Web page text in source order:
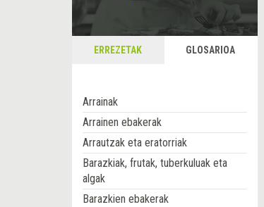
ERREZETAK GLOSARIOA
Arrainak
Arrainen ebakerak
Arrautzak eta eratorriak
Barazkiak, frutak, tuberkuluak eta
algak
Barazkien ebakerak